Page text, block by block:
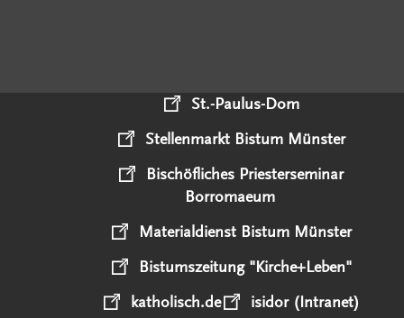
St.-Paulus-Dom
Stellenmarkt Bistum Münster
Bischöfliches Priesterseminar
Borromaeum
Materialdienst Bistum Münster
Bistumszeitung "Kirche+Leben"
katholisch.de
isidor (Intranet)